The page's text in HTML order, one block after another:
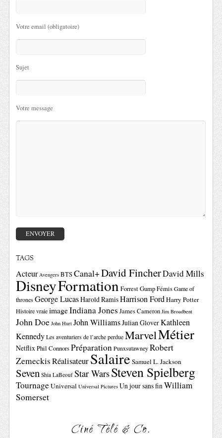
Votre email (obligatoire)
Sujet
Votre message
TAGS
Acteur Avengers BTSCanal+David FincherDavid Mills
DisneyFormationForrest GumpFémis Game of
thrones George LucasHarold RamisHarrison FordHarry Potter
Histoire vraie imageIndiana Jones James Cameron Jim Broadbent
John Doe John Hurt John WilliamsJulian GloverKathleen
Kennedy Les aventuriers de l’arche perdue MarvelMétier
NetflixPhil ConnorsPréparation Punxsutawney Robert
ZemeckisRéalisateurSalaire Samuel L. Jackson
Seven Shia LaBeouf Star WarsSteven Spielberg
TournageUniversal Universal Pictures Un jour sans finWilliam
Somerset
Ciné Télé & Co.